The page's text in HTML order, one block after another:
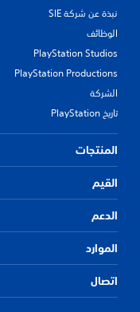
نبذة عن شركة SIE
الوظائف
PlayStation Studios
PlayStation Productions
الشركة
تاريخ PlayStation
المنتجات
القيم
الدعم
الموارد
اتصال